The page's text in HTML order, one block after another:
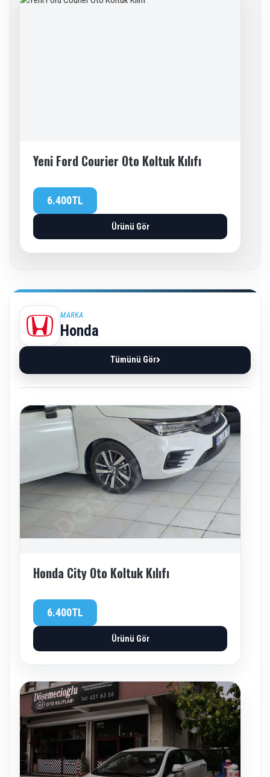
Yeni Ford Courier Oto Koltuk Kılıfı
6.400TL
Ürünü Gör
MARKA
Honda
Tümünü Gör
Honda City Oto Koltuk Kılıfı
6.400TL
Ürünü Gör